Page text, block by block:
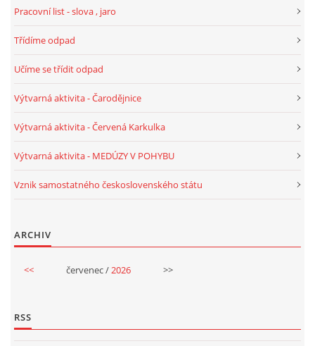
UČTE DĚTI PROŽITKEM
SENZORY PLAY
Pracovní list - slova , jaro
Třídíme odpad
Učíme se třídit odpad
Výtvarná aktivita - Čarodějnice
Výtvarná aktivita - Červená Karkulka
Výtvarná aktivita - MEDÚZY V POHYBU
Vznik samostatného československého státu
ARCHIV
<< červenec /2026 >>
RSS